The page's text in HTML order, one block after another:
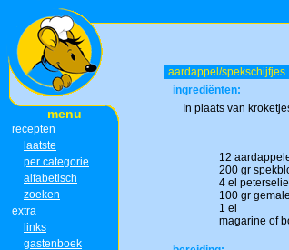
menu
recepten
laatste
per categorie
alfabetisch
zoeken
extra
links
gastenboek
aardappel/spekschijfjes
ingrediënten:
In plaats van
12
200 gr
4 el peterselie
100 gr
1 ei
magarine of